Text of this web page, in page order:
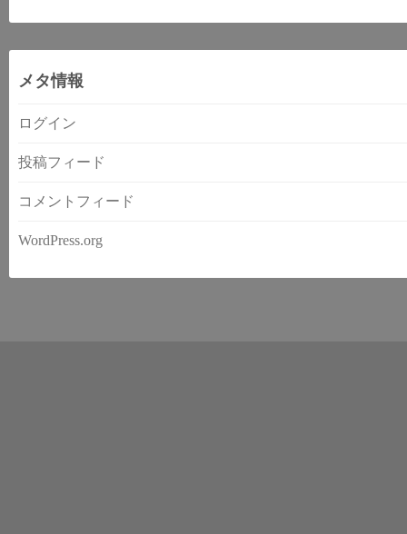
メタ情報
ログイン
投稿フィード
コメントフィード
WordPress.org